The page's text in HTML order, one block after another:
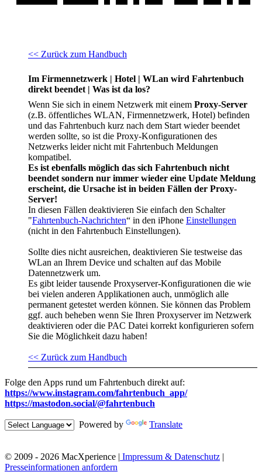
<< Zurück zum Handbuch
Im Firmennetzwerk | Hotel | WLan wird Fahrtenbuch
direkt beendet | Was ist da los?
Wenn Sie sich in einem Netzwerk mit einem Proxy-Server
(z.B. öffentliches WLAN, Firmennetzwerk, Hotel) befinden
und das Fahrtenbuch kurz nach dem Start wieder beendet
werden sollte, so ist die Proxy-Konfigurationen des
Netzwerks leider nicht mit Fahrtenbuch Meldungen
kompatibel.
Es ist ebenfalls möglich das sich Fahrtenbuch nicht
beendet sondern nur immer wieder eine Update Meldung
erscheint, die Ursache ist in beiden Fällen der Proxy-
Server!
In diesen Fällen deaktivieren Sie einfach den Schalter
"Fahrtenbuch-Nachrichten“ in den iPhone Einstellungen
(nicht in den Fahrtenbuch Einstellungen).
Sollte dies nicht ausreichen, deaktivieren Sie testweise das
WLan an Ihrem Device und schalten auf das Mobile
Datennetzwerk um.
Es gibt leider tausende Proxyserver-Konfigurationen die wie
bei vielen anderen Applikationen auch, unmöglich alle
permanent getestet werden können. Sie können das Problem
ggf. auch beheben wenn Sie Ihren Proxyserver im Netzwerk
deaktivieren oder die PAC Datei korrekt konfigurieren sofern
Sie die Möglichkeit dazu haben!
<< Zurück zum Handbuch
Folge den Apps rund um Fahrtenbuch direkt auf:
https://www.instagram.com/fahrtenbuch_app/
https://mastodon.social/@fahrtenbuch
Powered by Translate
© 2009 - 2026 MacXperience | Impressum & Datenschutz |
Presseinformationen anfordern